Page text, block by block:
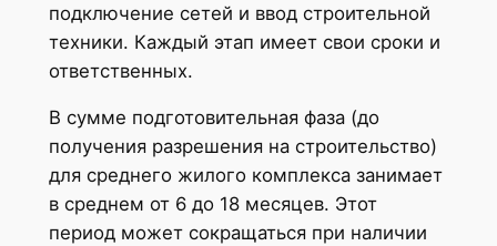
подключение сетей и ввод строительной
техники. Каждый этап имеет свои сроки и
ответственных.
В сумме подготовительная фаза (до
получения разрешения на строительство)
для среднего жилого комплекса занимает
в среднем от 6 до 18 месяцев. Этот
период может сокращаться при наличии